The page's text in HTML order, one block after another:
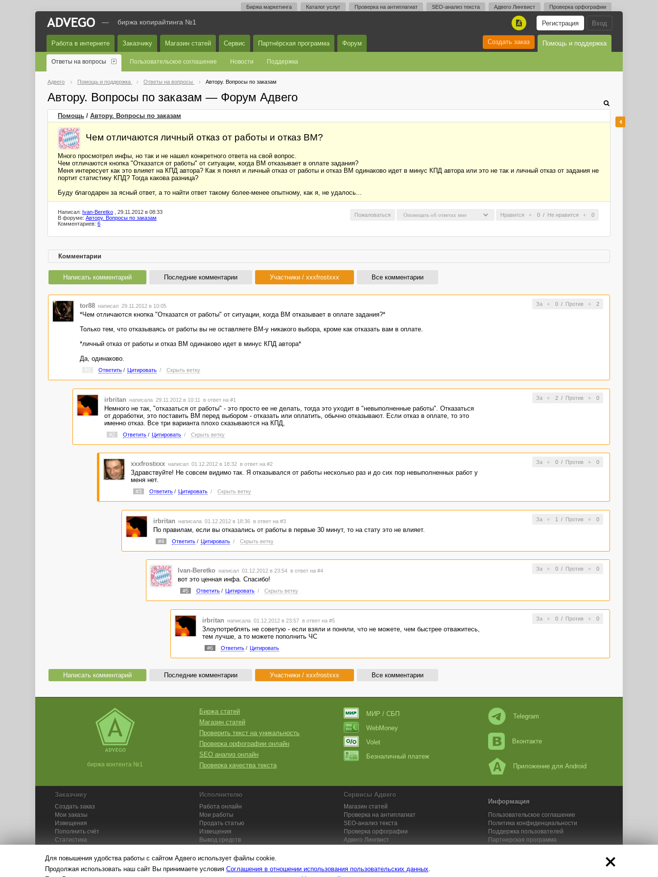
Биржа маркетинга Каталог услуг Проверка на антиплагиат SEO-анализ текста Адвего Лингвист Проверка орфографии
Вход
Регистрация
A
— биржа копирайтинга №1
Работа в интернете Заказчику Магазин статей Сервис Партнёрская программа Форум Помощь и поддержка
Создать заказ
Ответы на вопросы Пользовательское соглашение Новости Поддержка
Адвего Помощь и поддержка Ответы на вопросы Автору. Вопросы по заказам
Автору. Вопросы по заказам — Форум Адвего
Помощь / Автору. Вопросы по заказам
Чем отличаются личный отказ от работы и отказ ВМ?
Много просмотрел инфы, но так и не нашел конкретного ответа на свой вопрос.
Чем отличаются кнопка "Отказатся от работы" от ситуации, когда ВМ отказывает в оплате задания?
Меня интересует как это влияет на КПД автора? Как я понял и личный отказ от работы и отказ ВМ одинаково идет в минус КПД автора или это не так и личный отказ от задания не
портит статистику КПД? Тогда какова разница?
Буду благодарен за ясный ответ, а то найти ответ такому более-менее опытному, как я, не удалось...
Нравится 0 / Не нравится 0
Пожаловаться
Написал: Ivan-Beretko , 29.11.2012 в 08:33
В форуме: Автору. Вопросы по заказам
Комментариев: 6
Комментарии
Написать комментарий Последние комментарии Участники / xxxfrostxxx Все комментарии
За 0/ Против 2
tor88 написал 29.11.2012 в 10:05
*Чем отличаются кнопка "Отказатся от работы" от ситуации, когда ВМ отказывает в оплате задания?*
Только тем, что отказываясь от работы вы не оставляете ВМ-у никакого выбора, кроме как отказать вам в оплате.
*личный отказ от работы и отказ ВМ одинаково идет в минус КПД автора*
Да, одинаково.
Ответить/ Цитировать / Скрыть ветку
За 2/ Против 0
irbritan написала 29.11.2012 в 10:11 в ответ на #1
Немного не так, "отказаться от работы" - это просто ее не делать, тогда это уходит в "невыполненные работы". Отказаться
от доработки, это поставить ВМ перед выбором - отказать или оплатить, обычно отказывают. Если отказ в оплате, то это
именно отказ. Все три варианта плохо сказываются на КПД,
#2 Ответить/ Цитировать / Скрыть ветку
За 0/ Против 0
xxxfrostxxx написал 01.12.2012 в 18:32 в ответ на #2
Здравствуйте! Не совсем видимо так. Я отказывался от работы несколько раз и до сих пор невыполненных работ у
меня нет.
#3 Ответить/ Цитировать / Скрыть ветку
За 1 / Против 0
irbritan написала 01.12.2012 в 18:36 в ответ на #3
По правилам, если вы отказались от работы в первые 30 минут, то на стату это не влияет.
#4 Ответить/ Цитировать / Скрыть ветку
За 0/ Против 0
Ivan-Beretko написал 01.12.2012 в 23:54 в ответ на #4
вот это ценная инфа. Спасибо!
#5 Ответить/ Цитировать / Скрыть ветку
За 0/ Против 0
irbritan написала 01.12.2012 в 23:57 в ответ на #5
Злоупотреблять не советую - если взяли и поняли, что не можете, чем быстрее отважитесь,
тем лучше, а то можете пополнить ЧС
#6 Ответить/ Цитировать
Написать комментарий Последние комментарии Участники / xxxfrostxxx Все комментарии
биржа контента №1
Биржа статей
Магазин статей
Проверить текст на уникальность
Проверка орфографии онлайн
SEO анализ онлайн
Проверка качества текста
МИР / СБП
WebMoney
Volet
Безналичный платеж
Telegram
Вконтакте
Приложение для Android
Заказчику
Создать заказ
Мои заказы
Извещения
Пополнить счёт
Статистика
Исполнителю
Работа онлайн
Мои работы
Продать статью
Извещения
Вывод средств
Сервисы Адвего
Магазин статей
Проверка на антиплагиат
SEO-анализ текста
Проверка орфографии
Адвего Лингвист
Информация
Пользовательское соглашение
Политика конфиденциальности
Поддержка пользователей
Партнерская программа
Для повышения удобства работы с сайтом Адвего использует файлы cookie.
Продолжая использовать наш сайт Вы принимаете условия Соглашения в отношении использования пользовательских данных